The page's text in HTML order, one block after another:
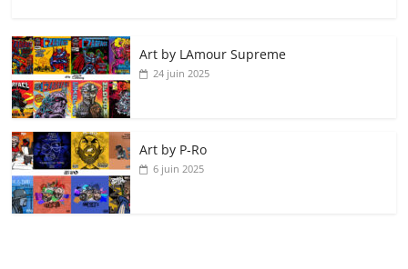
Art by LAmour Supreme
24 juin 2025
Art by P‑Ro
6 juin 2025